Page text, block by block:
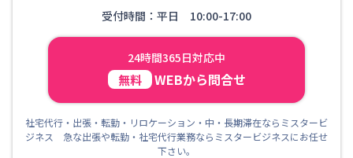
受付時間：平日 10:00-17:00
24時間365日対応中
無料 WEBから問合せ
社宅代行・出張・転勤・リロケーション・中・長期滞在ならミスタービ
ジネス 急な出張や転勤・社宅代行業務ならミスタービジネスにお任せ
下さい。